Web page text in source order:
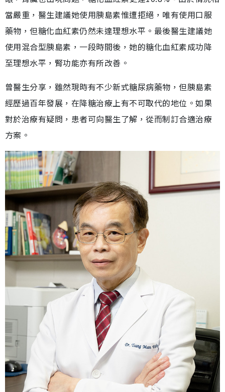
當嚴重，醫生建議她使用胰島素惟遭拒絕，唯有使用口服
藥物，但糖化血紅素仍然未達理想水平。最後醫生建議她
使用混合型胰島素，一段時間後，她的糖化血紅素成功降
至理想水平，腎功能亦有所改善。
曾醫生分享，雖然現時有不少新式糖尿病藥物，但胰島素
經歷過百年發展，在降糖治療上有不可取代的地位。如果
對於治療有疑問，患者可向醫生了解，從而制訂合適治療
方案。